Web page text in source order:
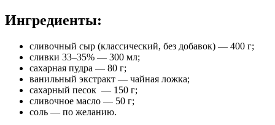
Ингредиенты:
сливочный сыр (классический, без добавок) — 400 г;
сливки 33–35% — 300 мл;
сахарная пудра — 80 г;
ванильный экстракт — чайная ложка;
сахарный песок — 150 г;
сливочное масло — 50 г;
соль — по желанию.